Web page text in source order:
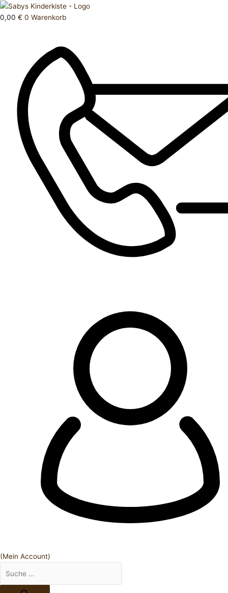
Zum
Inhalt
0,00 € 0 Warenkorb
(Mein Account)
Products
search
Body
lang